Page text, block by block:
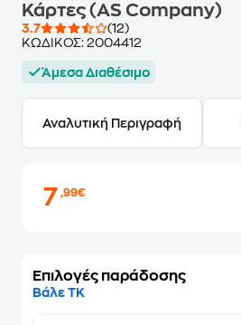
Κάρτες (AS Company)
3.7
(12)
ΚΩΔΙΚΟΣ: 2004412
Άμεσα Διαθέσιμο
Αναλυτική Περιγραφή
7,99€
Επιλογές παράδοσης
Βάλε ΤΚ